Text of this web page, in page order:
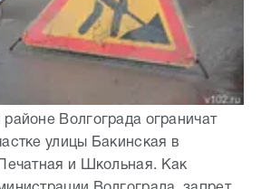
Волгограда ограничат
улицы Бакинская в
и Школьная. Как